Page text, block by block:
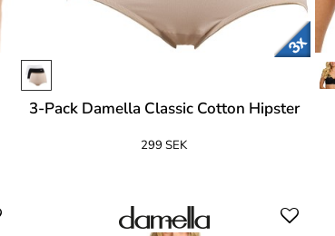
3-Pack Damella Classic Cotton Hipster
299 SEK